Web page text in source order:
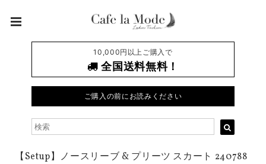
10,000円以上ご購入で
全国送料無料！
ご購入の前にお読みください
【Setup】ノースリーブ & プリーツ スカート 240788